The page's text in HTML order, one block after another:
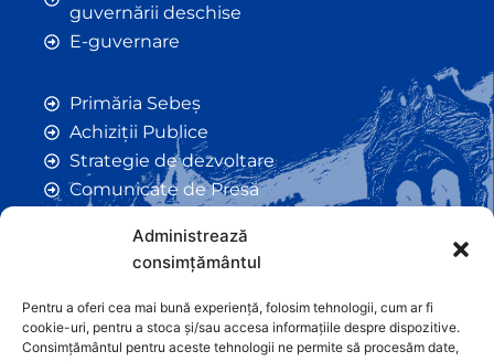
Administrează
consimțământul
Pentru a oferi cea mai bună experiență, folosim tehnologii, cum ar fi
cookie-uri, pentru a stoca și/sau accesa informațiile despre dispozitive.
Consimțământul pentru aceste tehnologii ne permite să procesăm date,
guvernării deschise
E-guvernare
Primăria Sebeș
Achiziții Publice
Strategie de dezvoltare
Comunicate de Presă
Anunțuri
Hotarâri de Consiliu
Certificate de Urbanism
Autorizații de Construcții